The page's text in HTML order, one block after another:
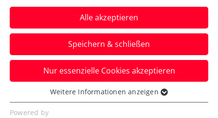
Kostenlose An- und
Abreise mit Öffis in Tirol
Diese Einigung haben das ATP-250-
Turnier am Kitzbüheler Tennisclub und
der Verkehrsverbund Tirol erzielt.
Verfasst von: Presseaussendung / Redaktion, 12.07.2024
Alle akzeptieren
Speichern & schließen
Nur essenzielle Cookies akzeptieren
Essenziell
Essenzielle Cookies werden für grundlegende
Weitere Informationen anzeigen
Powered by